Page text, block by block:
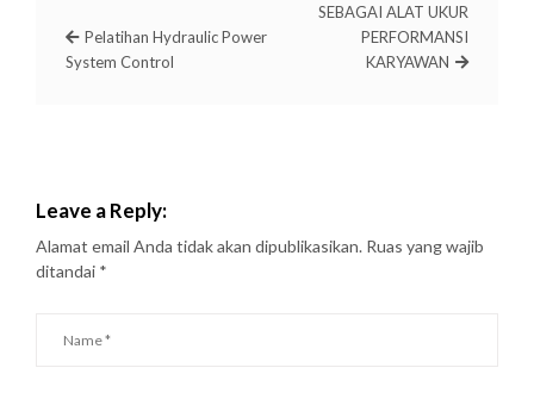
Pelatihan Hydraulic Power
System Control
SEBAGAI ALAT UKUR
PERFORMANSI
KARYAWAN
Leave a Reply:
Alamat email Anda tidak akan dipublikasikan. Ruas yang wajib
ditandai *